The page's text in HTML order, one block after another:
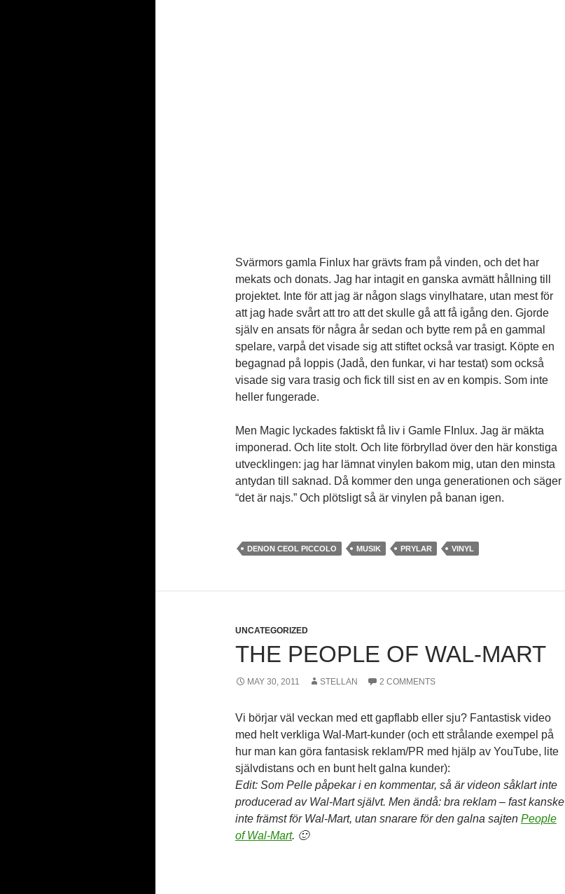
Svärmors gamla Finlux har grävts fram på vinden, och det har
mekats och donats. Jag har intagit en ganska avmätt hållning till
projektet. Inte för att jag är någon slags vinylhatare, utan mest för
att jag hade svårt att tro att det skulle gå att få igång den. Gjorde
själv en ansats för några år sedan och bytte rem på en gammal
spelare, varpå det visade sig att stiftet också var trasigt. Köpte en
begagnad på loppis (Jadå, den funkar, vi har testat) som också
visade sig vara trasig och fick till sist en av en kompis. Som inte
heller fungerade.
Men Magic lyckades faktiskt få liv i Gamle FInlux. Jag är mäkta
imponerad. Och lite stolt. Och lite förbryllad över den här konstiga
utvecklingen: jag har lämnat vinylen bakom mig, utan den minsta
antydan till saknad. Då kommer den unga generationen och säger
“det är najs.” Och plötsligt så är vinylen på banan igen.
DENON CEOL PICCOLO MUSIK PRYLAR VINYL
UNCATEGORIZED
THE PEOPLE OF WAL-MART
MAY 30, 2011 STELLAN 2 COMMENTS
Vi börjar väl veckan med ett gapflabb eller sju? Fantastisk video
med helt verkliga Wal-Mart-kunder (och ett strålande exempel på
hur man kan göra fantasisk reklam/PR med hjälp av YouTube, lite
självdistans och en bunt helt galna kunder):
Edit: Som Pelle påpekar i en kommentar, så är videon såklart inte
producerad av Wal-Mart självt. Men ändå: bra reklam – fast kanske
inte främst för Wal-Mart, utan snarare för den galna sajten People
of Wal-Mart. 🙂